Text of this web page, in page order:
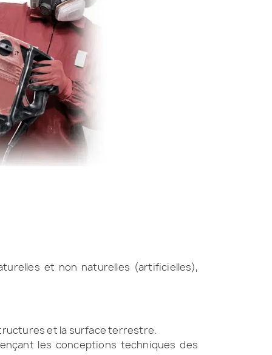
et non naturelles (artificielles),
et la surface terrestre.
les conceptions techniques des